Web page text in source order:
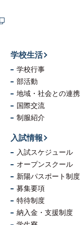
学校生活
学校行事
部活動
地域・社会との連携
国際交流
制服紹介
入試情報
入試スケジュール
オープンスクール
新陽パスポート制度
募集要項
特待制度
納入金・支援制度